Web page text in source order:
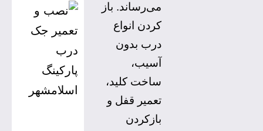
می‌رساند. باز
کردن انواع
درب بدون
آسیب،
ساخت کلید،
تعمیر قفل و
بازکردن